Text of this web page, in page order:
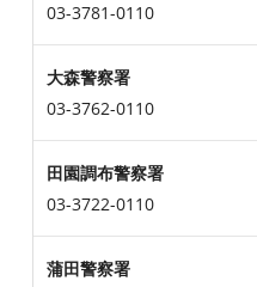
03-3781-0110
大森警察署
03-3762-0110
田園調布警察署
03-3722-0110
蒲田警察署